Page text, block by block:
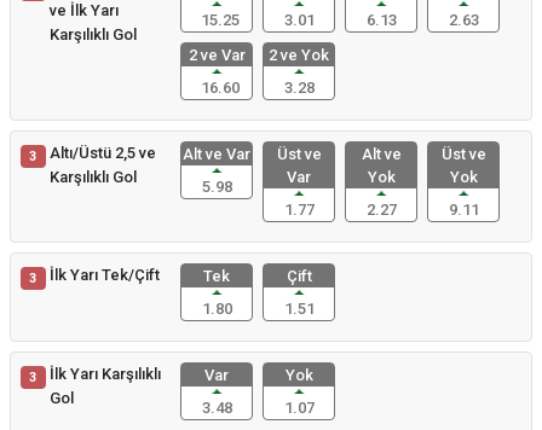
ve İlk Yarı
Karşılıklı Gol
15.25
3.01
6.13
2.63
2 ve Var
16.60
2 ve Yok
3.28
3
Altı/Üstü 2,5 ve
Karşılıklı Gol
Alt ve Var
5.98
Üst ve
Var
1.77
Alt ve
Yok
2.27
Üst ve
Yok
9.11
3 İlk Yarı Tek/Çift
Tek
1.80
Çift
1.51
3
İlk Yarı Karşılıklı
Gol
Var
3.48
Yok
1.07